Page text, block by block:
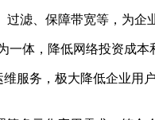
滤、保障带宽等，为企
体，降低网络投资成本
服务，极大降低企业用